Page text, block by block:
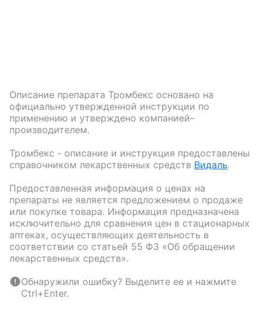
Описание препарата Тромбекс основано на
официально утвержденной инструкции по
применению и утверждено компанией–
производителем.
Тромбекс - описание и инструкция предоставлены
справочником лекарственных средств Видаль.
Предоставленная информация о ценах на
препараты не является предложением о продаже
или покупке товара. Информация предназначена
исключительно для сравнения цен в стационарных
аптеках, осуществляющих деятельность в
соответствии со статьей 55 ФЗ «Об обращении
лекарственных средств».
Обнаружили ошибку? Выделите ее и нажмите
Ctrl+Enter.